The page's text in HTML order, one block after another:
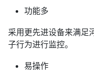
功能多
采用更先进设备来满足
子行为进行监控。
易操作